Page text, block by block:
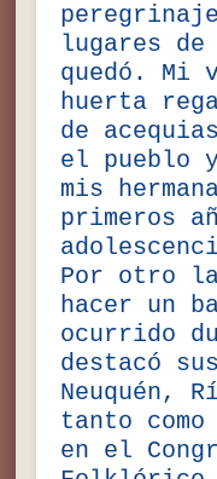
lugares de
quedó. Mi
huerta
de
el pueblo
mis
primeros
Por otro
hacer un
ocurrido
destacó
Neuquén,
tanto
en el